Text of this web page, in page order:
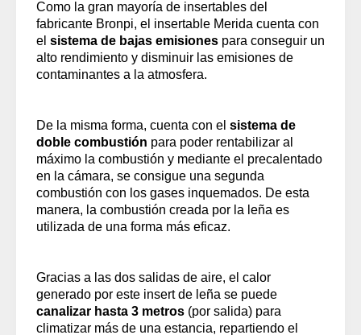
Como la gran mayoría de insertables del
fabricante Bronpi, el insertable Merida cuenta con
el sistema de bajas emisiones para conseguir un
alto rendimiento y disminuir las emisiones de
contaminantes a la atmosfera.
De la misma forma, cuenta con el sistema de
doble combustión para poder rentabilizar al
máximo la combustión y mediante el precalentado
en la cámara, se consigue una segunda
combustión con los gases inquemados. De esta
manera, la combustión creada por la leña es
utilizada de una forma más eficaz.
Gracias a las dos salidas de aire, el calor
generado por este insert de leña se puede
canalizar hasta 3 metros (por salida) para
climatizar más de una estancia, repartiendo el